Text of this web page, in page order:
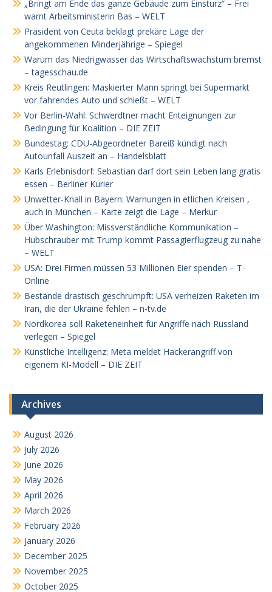
„Bringt am Ende das ganze Gebäude zum Einsturz“ – Frei
warnt Arbeitsministerin Bas – WELT
Präsident von Ceuta beklagt prekäre Lage der
angekommenen Minderjährige – Spiegel
Warum das Niedrigwasser das Wirtschaftswachstum bremst
– tagesschau.de
Kreis Reutlingen: Maskierter Mann springt bei Supermarkt
vor fahrendes Auto und schießt – WELT
Vor Berlin-Wahl: Schwerdtner macht Enteignungen zur
Bedingung für Koalition – DIE ZEIT
Bundestag: CDU-Abgeordneter Bareiß kündigt nach
Autounfall Auszeit an – Handelsblatt
Karls Erlebnisdorf: Sebastian darf dort sein Leben lang gratis
essen – Berliner Kurier
Unwetter-Knall in Bayern: Warnungen in etlichen Kreisen ,
auch in München – Karte zeigt die Lage – Merkur
Über Washington: Missverständliche Kommunikation –
Hubschrauber mit Trump kommt Passagierflugzeug zu nahe
– WELT
USA: Drei Firmen müssen 53 Millionen Eier spenden – T-
Online
Bestände drastisch geschrumpft: USA verheizen Raketen im
Iran, die der Ukraine fehlen – n-tv.de
Nordkorea soll Raketeneinheit für Angriffe nach Russland
verlegen – Spiegel
Künstliche Intelligenz: Meta meldet Hackerangriff von
eigenem KI-Modell – DIE ZEIT
Archives
August 2026
July 2026
June 2026
May 2026
April 2026
March 2026
February 2026
January 2026
December 2025
November 2025
October 2025